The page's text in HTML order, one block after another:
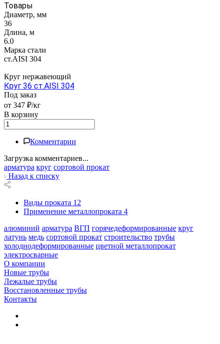
Товары
Диаметр, мм
36
Длина, м
6.0
Марка стали
ст.AISI 304
Круг нержавеющий
Круг 36 ст.AISI 304
Под заказ
от 347 ₽/кг
В корзину
Комментарии
Загрузка комментариев...
арматура круг сортовой прокат
Назад к списку
Виды проката 12
Применение металлопроката 4
алюминий арматура ВГП горячедеформированные круг
латунь медь сортовой прокат строительство трубы
холоднодеформированные цветной металлопрокат
электросварные
О компании
Новые трубы
Лежалые трубы
Восстановленные трубы
Контакты